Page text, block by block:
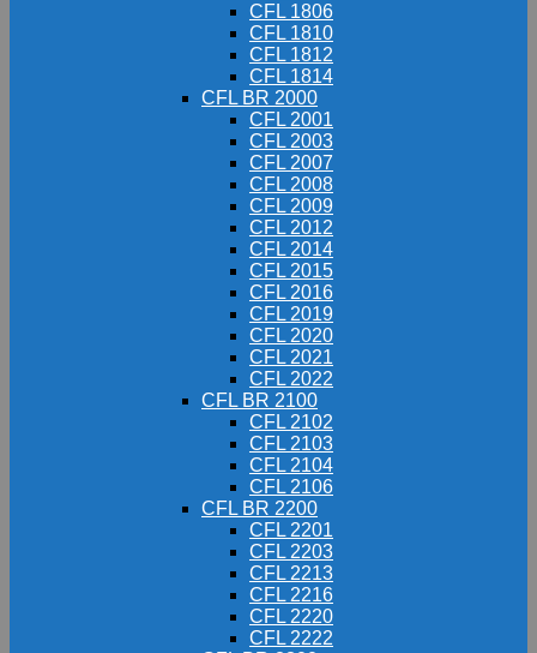
CFL 1806
CFL 1810
CFL 1812
CFL 1814
CFL BR 2000
CFL 2001
CFL 2003
CFL 2007
CFL 2008
CFL 2009
CFL 2012
CFL 2014
CFL 2015
CFL 2016
CFL 2019
CFL 2020
CFL 2021
CFL 2022
CFL BR 2100
CFL 2102
CFL 2103
CFL 2104
CFL 2106
CFL BR 2200
CFL 2201
CFL 2203
CFL 2213
CFL 2216
CFL 2220
CFL 2222